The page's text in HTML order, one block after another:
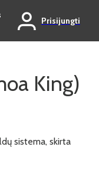
Prisijungti
King)
sistema, skirta